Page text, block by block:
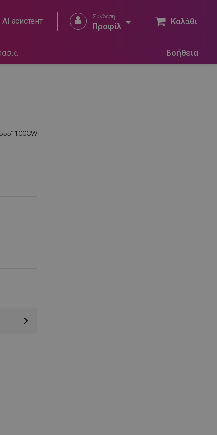
AI асистент  Σύνδεση
Προφίλ  Καλάθι
Βοήθεια